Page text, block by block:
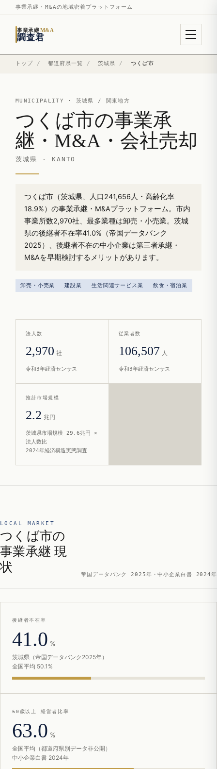
事業承継・M&Aの地域密着プラットフォーム
事業承継M&A
調査君
トップ / 都道府県一覧 / 茨城県 / つくば市
MUNICIPALITY · 茨城県 / 関東地方
つくば市の事業承
継・M&A・会社売却
茨城県 · KANTO
つくば市（茨城県、人口241,656人・高齢化率
18.9%）の事業承継・M&Aプラットフォーム。市内
事業所数2,970社、最多業種は卸売・小売業。茨城
県の後継者不在率41.0%（帝国データバンク
2025）、後継者不在の中小企業は第三者承継・
M&Aを早期検討するメリットがあります。
卸売・小売業 建設業 生活関連サービス業 飲食・宿泊業
法人数
2,970 社
令和3年経済センサス
従業者数
106,507 人
令和3年経済センサス
推計市場規模
2.2 兆円
茨城県市場規模 29.6兆円 ×
法人数比
2024年経済構造実態調査
LOCAL MARKET
つくば市の
事業承継 現
状
帝国データバンク 2025年・中小企業白書 2024年
後継者不在率
41.0 %
茨城県（帝国データバンク2025年）
全国平均 50.1%
60歳以上 経営者比率
63.0 %
全国平均（都道府県別データ非公開）
中小企業白書 2024年